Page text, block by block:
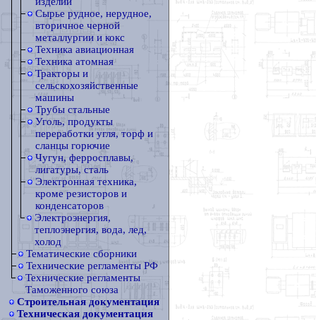
Сырье рудное, нерудное,
вторичное черной
металлургии и кокс
Техника авиационная
Техника атомная
Тракторы и
сельскохозяйственные
машины
Трубы стальные
Уголь, продукты
переработки угля, торф и
сланцы горючие
Чугун, ферросплавы,
лигатуры, сталь
Электронная техника,
кроме резисторов и
конденсаторов
Электроэнергия,
теплоэнергия, вода, лед,
холод
Тематические сборники
Технические регламенты РФ
Технические регламенты
Таможенного союза
Строительная документация
Техническая документация